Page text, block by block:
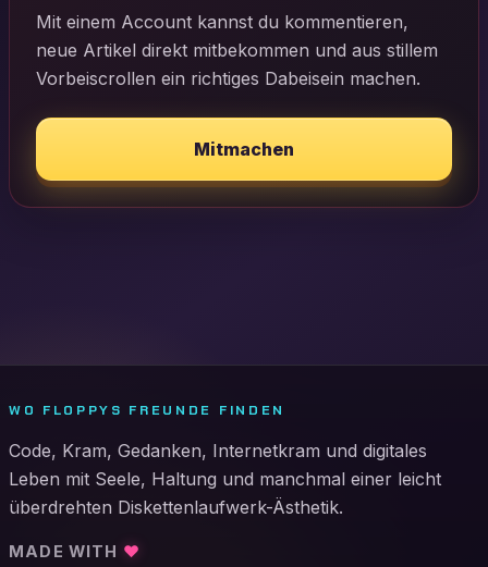
Mit einem Account kannst du kommentieren,
neue Artikel direkt mitbekommen und aus stillem
Vorbeiscrollen ein richtiges Dabeisein machen.
Mitmachen
WO FLOPPYS FREUNDE FINDEN
Code, Kram, Gedanken, Internetkram und digitales
Leben mit Seele, Haltung und manchmal einer leicht
überdrehten Diskettenlaufwerk-Ästhetik.
MADE WITH ♥